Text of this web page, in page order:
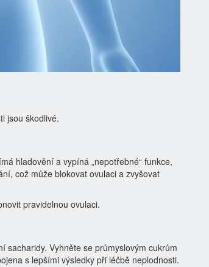
jsou škodlivé.
hladovění a vypíná „nepotřebné“ funkce,
což může blokovat ovulaci a zvyšovat
pravidelnou ovulaci.
sacharidy. Vyhněte se průmyslovým cukrům
s lepšími výsledky při léčbě neplodnosti.